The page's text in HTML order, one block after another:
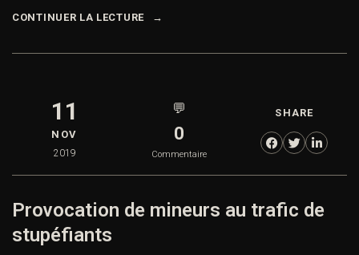
CONTINUER LA LECTURE
11
NOV
2019
💬
0
Commentaire
SHARE
Provocation de mineurs au trafic de
stupéfiants